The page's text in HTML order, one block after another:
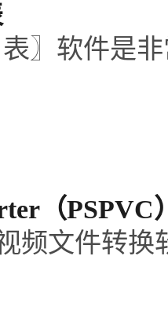
表〗软件是
（PSPVC
频文件转